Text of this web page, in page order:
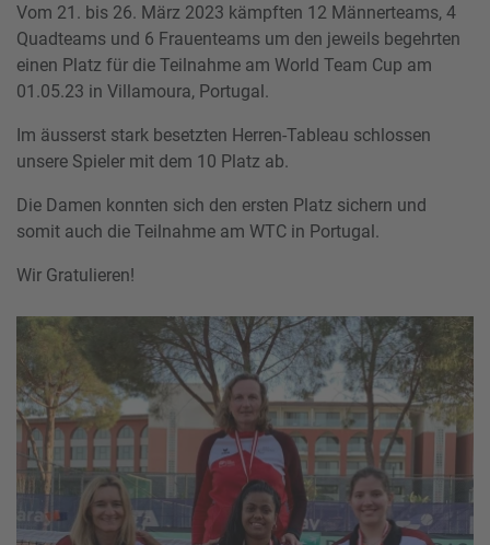
Vom 21. bis 26. März 2023 kämpften 12 Männerteams, 4
Quadteams und 6 Frauenteams um den jeweils begehrten
einen Platz für die Teilnahme am World Team Cup am
01.05.23 in Villamoura, Portugal.
Im äusserst stark besetzten Herren-Tableau schlossen
unsere Spieler mit dem 10 Platz ab.
Die Damen konnten sich den ersten Platz sichern und
somit auch die Teilnahme am WTC in Portugal.
Wir Gratulieren!